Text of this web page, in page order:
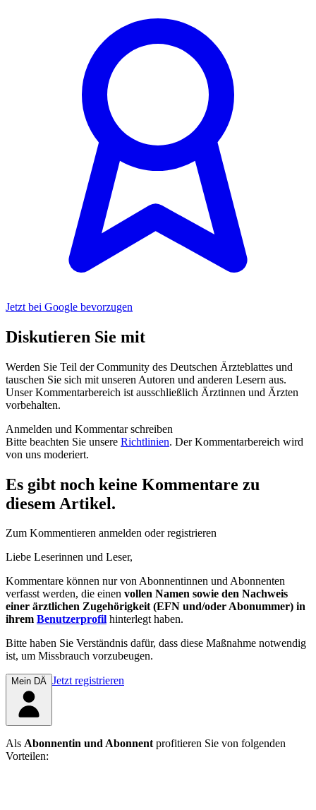
Jetzt bei Google bevorzugen
Diskutieren Sie mit
Werden Sie Teil der Community des Deutschen Ärzteblattes und
tauschen Sie sich mit unseren Autoren und anderen Lesern aus.
Unser Kommentarbereich ist ausschließlich Ärztinnen und Ärzten
vorbehalten.
Anmelden und Kommentar schreiben
Bitte beachten Sie unsere Richtlinien. Der Kommentarbereich wird
von uns moderiert.
Es gibt noch keine Kommentare zu
diesem Artikel.
Zum Kommentieren anmelden oder registrieren
Liebe Leserinnen und Leser,
Kommentare können nur von Abonnentinnen und Abonnenten
verfasst werden, die einen vollen Namen sowie den Nachweis
einer ärztlichen Zugehörigkeit (EFN und/oder Abonummer) in
ihrem Benutzerprofil hinterlegt haben.
Bitte haben Sie Verständnis dafür, dass diese Maßnahme notwendig
ist, um Missbrauch vorzubeugen.
Mein DÄ Jetzt registrieren
Als Abonnentin und Abonnentprofitieren Sie von folgenden
Vorteilen: